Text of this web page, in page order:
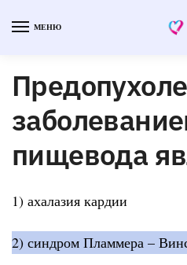
МЕНЮ
пищевода
1) ахалазия кардии
2) синдром Пламмера –